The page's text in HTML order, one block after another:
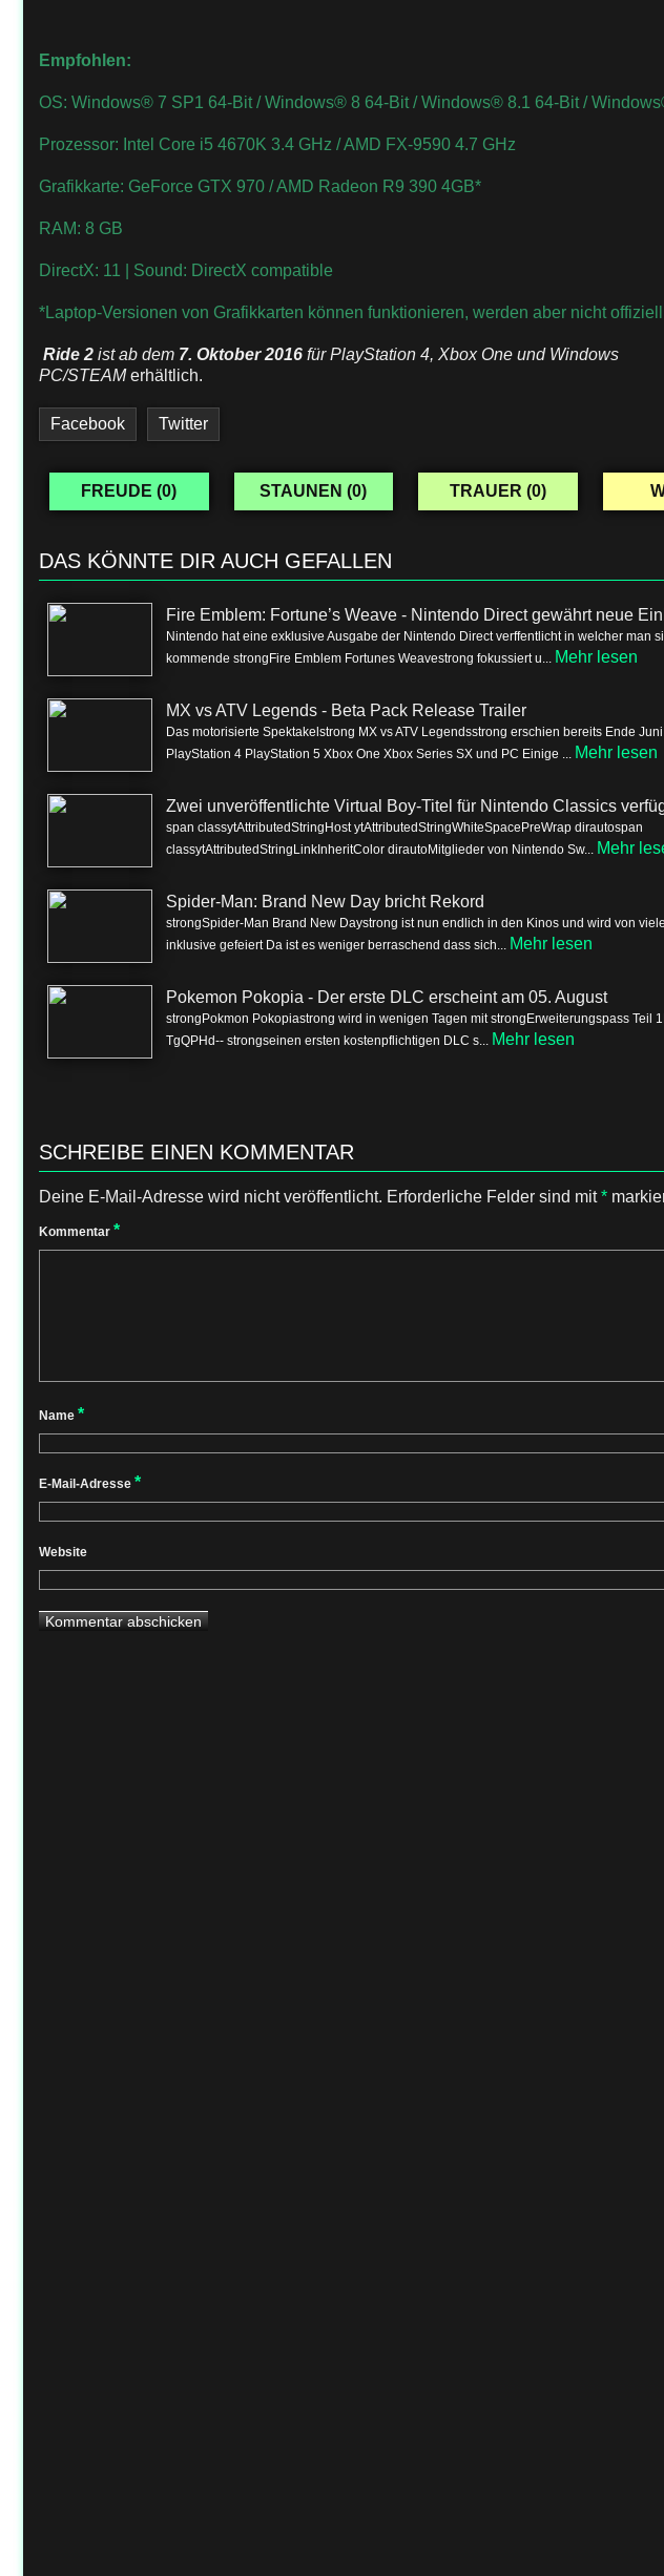
Empfohlen:
OS: Windows® 7 SP1 64-Bit / Windows® 8 64-Bit / Windows® 8.1 64-Bit /
Prozessor: Intel Core i5 4670K 3.4 GHz / AMD FX-9590 4.7 GHz
Grafikkarte: GeForce GTX 970 / AMD Radeon R9 390 4GB*
RAM: 8 GB
DirectX: 11 | Sound: DirectX compatible
*Laptop-Versionen von Grafikkarten können funktionieren, werden aber nicht
Ride 2 ist ab dem 7. Oktober 2016 für PlayStation 4, Xbox One und Windows
PC/STEAMerhältlich.
Facebook Twitter
FREUDE (0) STAUNEN (0) TRAUER (0)
DAS KÖNNTE DIR AUCH GEFALLEN
Fire Emblem: Fortune’s Weave - Nintendo Direct gewährt neue
Nintendo hat eine exklusive Ausgabe der Nintendo Direct verffentlicht in welcher man
kommende strongFire Emblem Fortunes Weavestrong fokussiert u... Mehr lesen
MX vs ATV Legends - Beta Pack Release Trailer
Das motorisierte Spektakelstrong MX vs ATV Legendsstrong erschien bereits Ende
PlayStation 4 PlayStation 5 Xbox One Xbox Series SX und PC Einige ... Mehr lesen
Zwei unveröffentlichte Virtual Boy-Titel für Nintendo Classics
span classytAttributedStringHost ytAttributedStringWhiteSpacePreWrap dirautospan
classytAttributedStringLinkInheritColor dirautoMitglieder von Nintendo Sw... Mehr
Spider-Man: Brand New Day bricht Rekord
strongSpider-Man Brand New Daystrong ist nun endlich in den Kinos und wird von
inklusive gefeiert Da ist es weniger berraschend dass sich... Mehr lesen
Pokemon Pokopia - Der erste DLC erscheint am 05. August
strongPokmon Pokopiastrong wird in wenigen Tagen mit strongErweiterungspass Teil
TgQPHd-- strongseinen ersten kostenpflichtigen DLC s... Mehr lesen
SCHREIBE EINEN KOMMENTAR
Deine E-Mail-Adresse wird nicht veröffentlicht. Erforderliche Felder sind mit*
Kommentar *
Name *
E-Mail-Adresse *
Website